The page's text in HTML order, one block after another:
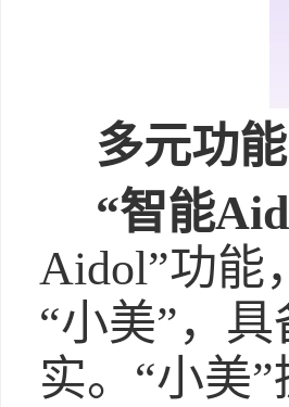
多元功
“智能
Aidol”功能
“小美”，
实。“小美